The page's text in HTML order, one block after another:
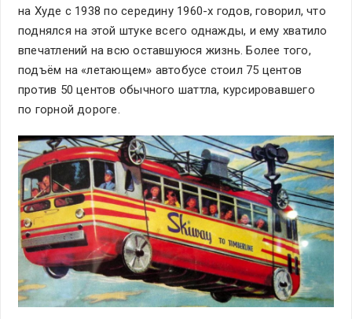
на Худе с 1938 по середину 1960-х годов, говорил, что
поднялся на этой штуке всего однажды, и ему хватило
впечатлений на всю оставшуюся жизнь. Более того,
подъём на «летающем» автобусе стоил 75 центов
против 50 центов обычного шаттла, курсировавшего
по горной дороге.